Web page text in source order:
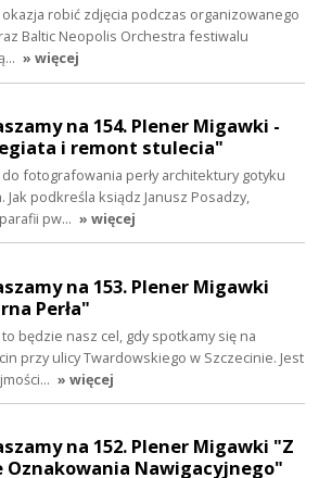
robić zdjęcia podczas organizowanego
Baltic Neopolis Orchestra festiwalu
» więcej
na 154. Plener Migawki -
i remont stulecia"
fotografowania perły architektury gotyku
podkreśla ksiądz Janusz Posadzy,
pw… » więcej
na 153. Plener Migawki
Perła"
będzie nasz cel, gdy spotkamy się na
przy ulicy Twardowskiego w Szczecinie. Jest
» więcej
na 152. Plener Migawki "Z
Oznakowania Nawigacyjnego"